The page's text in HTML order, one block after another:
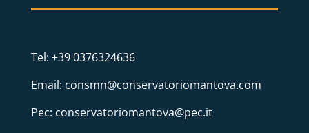
Tel: +39 0376324636
Email: consmn@conservatoriomantova.com
Pec: conservatoriomantova@pec.it